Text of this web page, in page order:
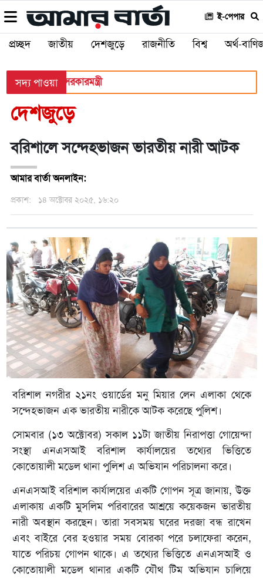
ই-পেপার
প্রচ্ছদ জাতীয় দেশজুড়ে রাজনীতি বিশ্ব অর্থ-
সদ্য পাওয়া
স্থানীয় সরকারমন্ত্রী
দেশজুড়ে
বরিশালে সন্দেহভাজন ভারতীয় নারী আটক
আমার বার্তা অনলাইন:
প্রকাশ: ১৪ অক্টোবর ২০২৫, ১৬:২০
বরিশাল নগরীর ২১নং ওয়ার্ডের মনু মিয়ার লেন এলাকা থেকে
সন্দেহভাজন এক ভারতীয় নারীকে আটক করেছে পুলিশ।
সোমবার (১৩ অক্টোবর) সকাল ১১টা জাতীয় নিরাপত্তা গোয়েন্দা
সংস্থা এনএসআই বরিশাল কার্যালয়ের তথ্যের ভিত্তিতে
কোতোয়ালী মডেল থানা পুলিশ এ অভিযান পরিচালনা করে।
এনএসআই বরিশাল কার্যালয়ের একটি গোপন সূত্র জানায়, উক্ত
এলাকায় একটি মুসলিম পরিবারের আশ্রয়ে কয়েকজন ভারতীয়
নারী অবস্থান করছেন। তারা সবসময় ঘরের দরজা বন্ধ রাখেন
এবং বাইরে বের হওয়ার সময় বোরকা পরে চলাফেরা করেন,
যাতে পরিচয় গোপন থাকে। এ তথ্যের ভিত্তিতে এনএসআই ও
কোতোয়ালী মডেল থানার একটি যৌথ টিম অভিযান চালিয়ে